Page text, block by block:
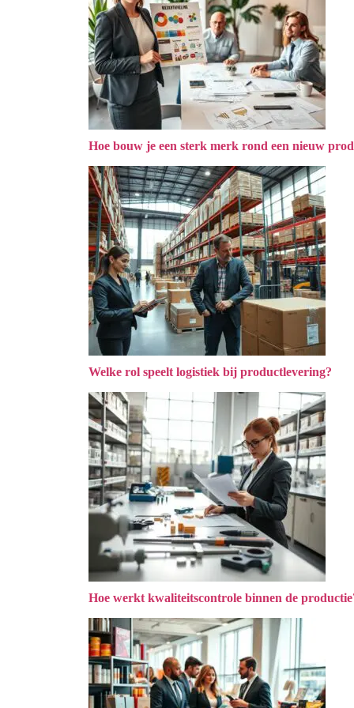
Hoe bouw je een sterk merk rond een nieuw
Welke rol speelt logistiek bij productlevering?
Hoe werkt kwaliteitscontrole binnen de